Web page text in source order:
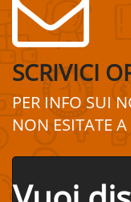
SCRIVICI
PER INFO SUI
NON ESITATE A